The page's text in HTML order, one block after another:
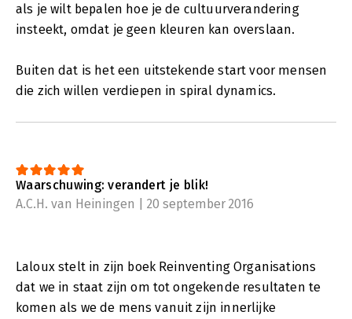
als je wilt bepalen hoe je de cultuurverandering
insteekt, omdat je geen kleuren kan overslaan.
Buiten dat is het een uitstekende start voor mensen
die zich willen verdiepen in spiral dynamics.
Waarschuwing: verandert je blik!
A.C.H. van Heiningen | 20 september 2016
Laloux stelt in zijn boek Reinventing Organisations
dat we in staat zijn om tot ongekende resultaten te
komen als we de mens vanuit zijn innerlijke